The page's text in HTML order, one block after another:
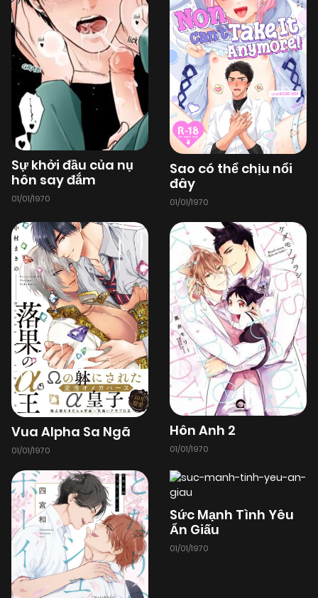
Sự khởi đầu của nụ
hôn say đắm
01/01/1970
Sao có thể chịu nổi
đây
01/01/1970
Vua Alpha Sa Ngã
01/01/1970
Hôn Anh 2
01/01/1970
Sức Mạnh Tình Yêu
Ẩn Giấu
01/01/1970